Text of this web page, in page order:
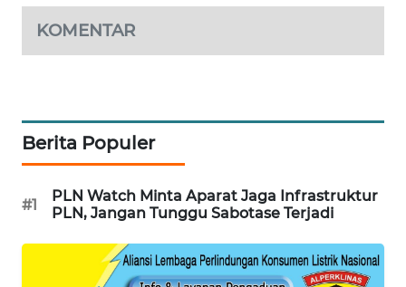
KOMENTAR
Berita Populer
#1
PLN Watch Minta Aparat Jaga Infrastruktur
PLN, Jangan Tunggu Sabotase Terjadi
DEPOK
WN
WN
SAMOSIR
WN
LAWAS